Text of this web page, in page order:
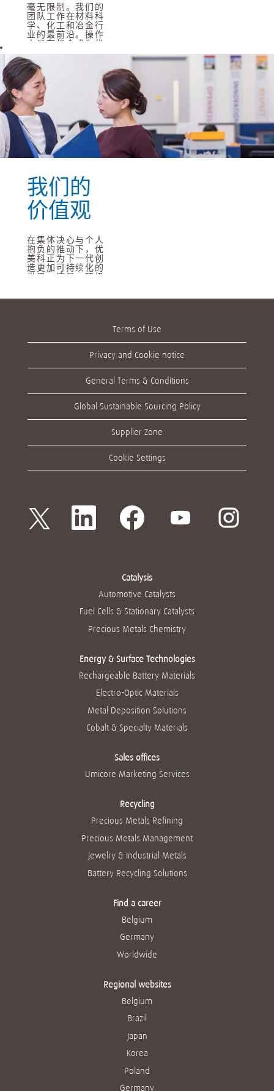
毫无限制。我们的
团队工作在材料科
学、化工和冶金行
业的最前沿。操作
人员有机会成为优
美科最先进的生产
工艺的一份子。我
们的支持团队在支
持业务增长方面发
挥至关重要的作
用。我们的管理人
员从事着令人鼓舞
而又充满挑战的项
目。研发专家开发
的技术能解决从清
洁移动到资源短缺
等各类问题。应届
阅读更多
我们的
价值观
在集体决心与个人
抱负的推动下，优
美科正为下一代创
造更加可持续化的
世界。这是一项极
工必须了解他们在
塑造我们所处的行
业和消费者生活时
所起的重要作用。
为做到这一点，我
们将价值观融入到
我们所做的每项工
作。这是引导我们
念，同样也能帮助
Terms of Use
Privacy and Cookie notice
General Terms & Conditions
Global Sustainable Sourcing Policy
Supplier Zone
Cookie Settings
在
新
选
在
新
选
在
新
选
。
新
选
在
新
选
Catalysis
Automotive Catalysts
Fuel Cells & Stationary Catalysts
Precious Metals Chemistry
Energy & Surface Technologies
Rechargeable Battery Materials
Electro-Optic Materials
Metal Deposition Solutions
Cobalt & Specialty Materials
Sales offices
Umicore Marketing Services
Recycling
Precious Metals Refining
Precious Metals Management
Jewelry & Industrial Metals
Battery Recycling Solutions
Find a career
Belgium
Germany
Worldwide
Regional websites
Belgium
Brazil
Japan
Korea
Poland
Germany